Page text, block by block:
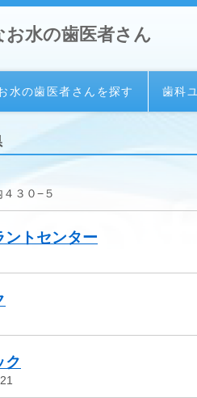
お水の歯医者さん
水の歯医者さんを探す 歯科
３０−５
ントセンター
ク